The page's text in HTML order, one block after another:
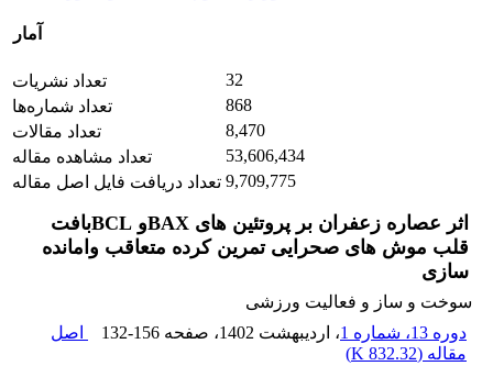
آمار
تعداد نشریات
32
تعداد شماره‌ها
868
تعداد مقالات
8,470
تعداد مشاهده مقاله
53,606,434
تعداد دریافت فایل اصل مقاله 9,709,775
اثر عصاره زعفران بر پروتئین های BAXو BCLبافت
قلب موش های صحرایی تمرین کرده متعاقب وامانده
سازی
سوخت و ساز و فعالیت ورزشی
دوره 13، شماره 1
، اردیبهشت 1402 ، صفحه 132-156
اصل
مقاله (832.32 K
)